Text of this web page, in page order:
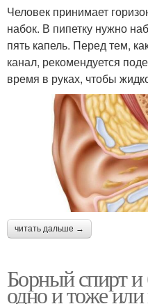
Человек принимает
набок. В пипетку нужно
пять капель. Перед тем,
канал, рекомендуется
время в руках, чтобы
читать дальше →
Борный спирт и
одно и тоже